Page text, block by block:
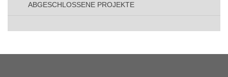
ABGESCHLOSSENE PROJEKTE